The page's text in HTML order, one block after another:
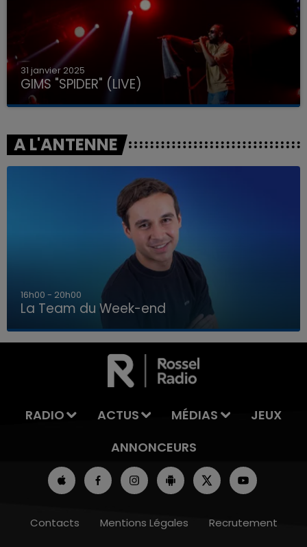
LA TEAM DU WEEK-END
31 janvier 2025
GIMS "SPIDER" (LIVE)
A L'ANTENNE
7h00 - 12h00
La Team du Week-end
RADIO ACTUS MÉDIAS
JEUX
ANNONCEURS
Contacts Mentions Légales
Recrutement